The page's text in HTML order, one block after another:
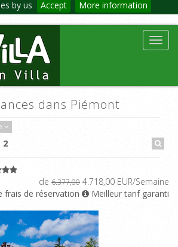
by us Accept More information
dans Piémont
2
de 6.377,00 4.718,00 EUR/Semaine
frais de réservation
Meilleur tarif garanti